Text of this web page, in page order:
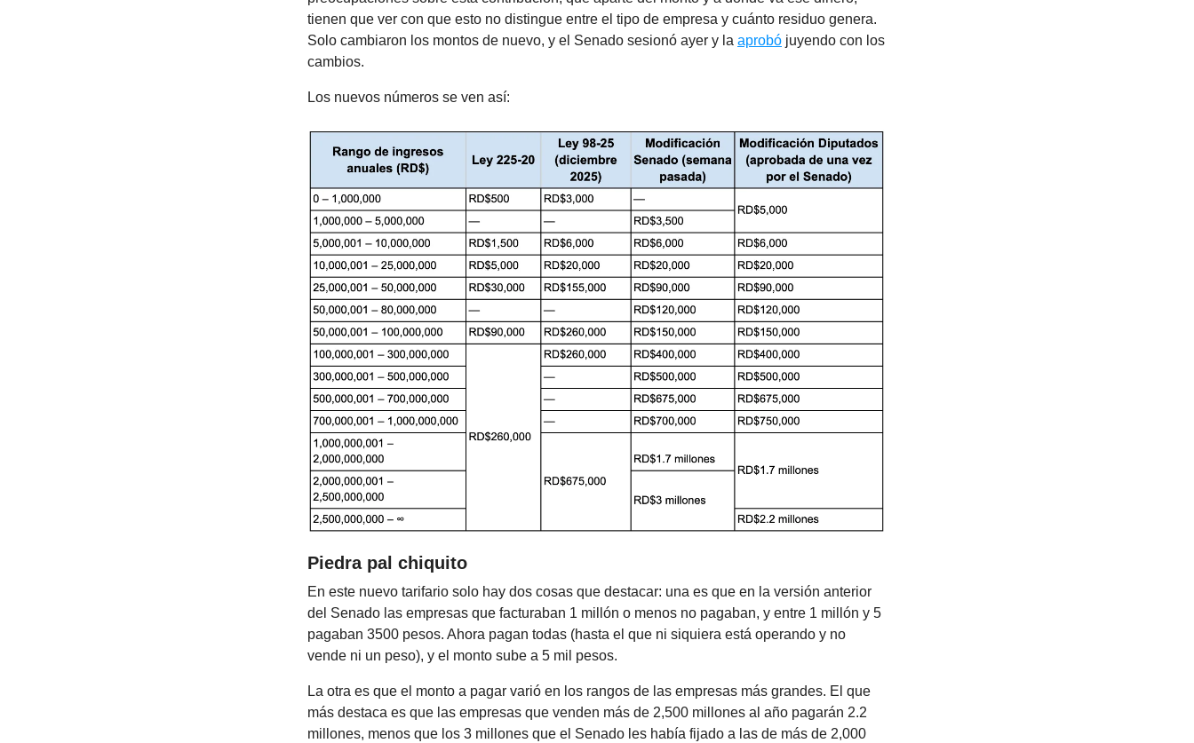
tienen que ver con que esto no distingue entre el tipo de empresa y cuánto residuo genera.
Solo cambiaron los montos de nuevo, y el Senado sesionó ayer y la aprobó juyendo con los
cambios.
Los nuevos números se ven así:
Piedra pal chiquito
En este nuevo tarifario solo hay dos cosas que destacar: una es que en la versión anterior
del Senado las empresas que facturaban 1 millón o menos no pagaban, y entre 1 millón y 5
pagaban 3500 pesos. Ahora pagan todas (hasta el que ni siquiera está operando y no
vende ni un peso), y el monto sube a 5 mil pesos.
La otra es que el monto a pagar varió en los rangos de las empresas más grandes. El que
más destaca es que las empresas que venden más de 2,500 millones al año pagarán 2.2
millones, menos que los 3 millones que el Senado les había fijado a las de más de 2,000